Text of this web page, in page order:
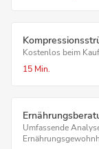
Kostenlos beim
15 Min.
Umfassende